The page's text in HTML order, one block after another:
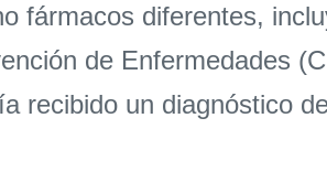
fármacos diferentes,
de Enfermedades
recibido un diagnóstico